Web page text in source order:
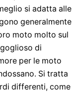
si adatta alle
generalmente
moto molto sul
di
per le moto
Si tratta
differenti, come